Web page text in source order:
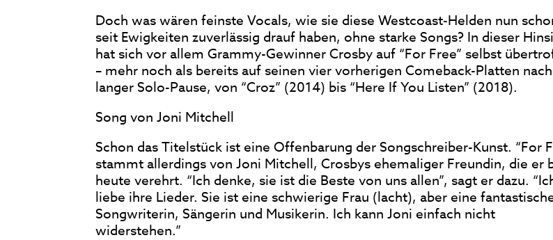
Doch was wären feinste Vocals, wie sie diese Westcoast-Helden nun
seit Ewigkeiten zuverlässig drauf haben, ohne starke Songs? In dieser
hat sich vor allem Grammy-Gewinner Crosby auf “For Free” selbst
– mehr noch als bereits auf seinen vier vorherigen Comeback-Platten nach
langer Solo-Pause, von “Croz” (2014) bis “Here If You Listen” (2018).
Song von Joni Mitchell
Schon das Titelstück ist eine Offenbarung der Songschreiber-Kunst. “For
stammt allerdings von Joni Mitchell, Crosbys ehemaliger Freundin, die er
heute verehrt. “Ich denke, sie ist die Beste von uns allen”, sagt er dazu.
liebe ihre Lieder. Sie ist eine schwierige Frau (lacht), aber eine
Songwriterin, Sängerin und Musikerin. Ich kann Joni einfach nicht
widerstehen.”